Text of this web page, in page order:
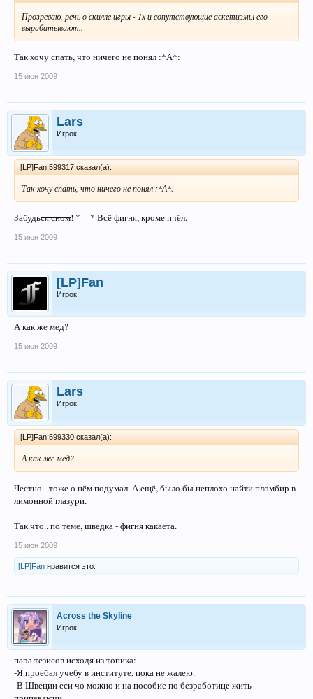
Прозреваю, речь о скилле игры - 1х и сопутствующие аскетизмы его
вырабатывают..
Так хочу спать, что ничего не понял :*А*:
15 июн 2009
Lars
Игрок
[LP]Fan;599317 сказал(а):
Так хочу спать, что ничего не понял :*А*:
Забудься сном! *__* Всё фигня, кроме пчёл.
15 июн 2009
[LP]Fan
Игрок
А как же мед?
15 июн 2009
Lars
Игрок
[LP]Fan;599330 сказал(а):
А как же мед?
Честно - тоже о нём подумал. А ещё, было бы неплохо найти пломбир в
лимонной глазури.
Так что.. по теме, шведка - фигня какаета.
15 июн 2009
[LP]Fan нравится это.
Across the Skyline
Игрок
пара тезисов исходя из топика:
-Я проебал учебу в институте, пока не жалею.
-В Швеции еси чо можно и на пособие по безработице жить